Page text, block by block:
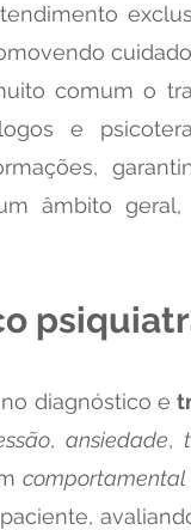
comum o
e
âmbito
diagnóstico e
, ansiedade,
comportamental